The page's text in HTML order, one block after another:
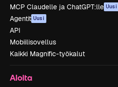
MCP Claudelle ja ChatGPT:lle Uusi
Agentit Uusi
API
Mobiilisovellus
Kaikki Magnific-työkalut
Aloita